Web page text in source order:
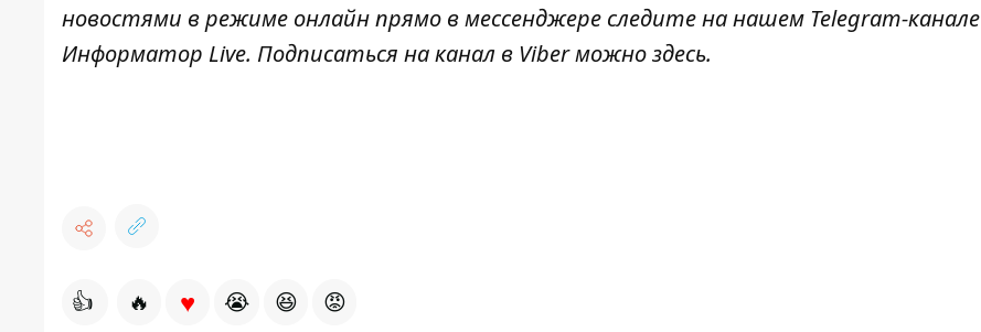
новостями в режиме онлайн прямо в мессенджере следите на нашем Telegram-канале
Информатор Live. Подписаться на канал в Viber можноздесь.
👍 🔥 ♥ 😭 😆 😡